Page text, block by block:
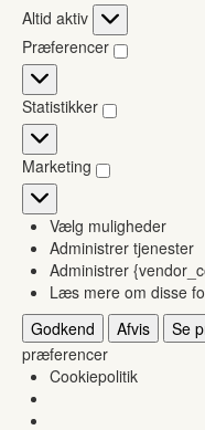
Funktionsdygtig
Altid aktiv
Præferencer
Præferencer
Statistikker
Statistikker
Marketing
Marketing
Vælg muligheder
Administrer tjenester
Administrer
Læs mere om disse
Godkend
Afvis Se
præferencer
Cookiepolitik